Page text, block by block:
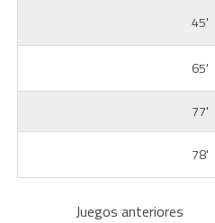
45'
65'
77'
78'
Juegos anteriores